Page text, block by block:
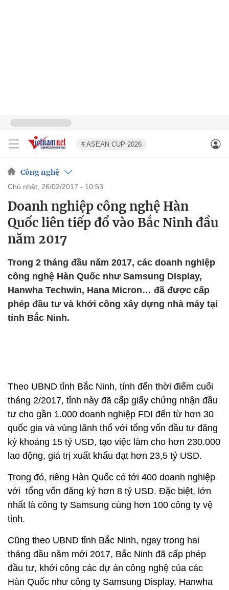
# ASEAN CUP 2026
Công nghệ
chủ nhật, 26/02/2017 - 10:53
Doanh nghiệp công nghệ Hàn
Quốc liên tiếp đổ vào Bắc Ninh đầu
năm 2017
Trong 2 tháng đầu năm 2017, các doanh nghiệp
công nghệ Hàn Quốc như Samsung Display,
Hanwha Techwin, Hana Micron… đã được cấp
phép đầu tư và khởi công xây dựng nhà máy tại
tỉnh Bắc Ninh.
Theo UBND tỉnh Bắc Ninh, tính đến thời điểm cuối
tháng 2/2017, tỉnh này đã cấp giấy chứng nhận đầu
tư cho gần 1.000 doanh nghiệp FDI đến từ hơn 30
quốc gia và vùng lãnh thổ với tổng vốn đầu tư đăng
ký khoảng 15 tỷ USD, tạo việc làm cho hơn 230.000
lao động, giá trị xuất khẩu đạt hơn 23,5 tỷ USD.
Trong đó, riêng Hàn Quốc có tới 400 doanh nghiệp
với tổng vốn đăng ký hơn 8 tỷ USD. Đặc biệt, lớn
nhất là công ty Samsung cùng hơn 100 công ty vệ
tinh.
Cũng theo UBND tỉnh Bắc Ninh, ngay trong hai
tháng đầu năm mới 2017, Bắc Ninh đã cấp phép
đầu tư, khởi công các dự án công nghệ của các
Hàn Quốc như công ty Samsung Display, Hanwha